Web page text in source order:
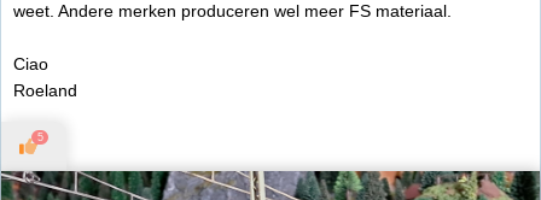
weet. Andere merken produceren wel meer FS materiaal.
Ciao
Roeland
5